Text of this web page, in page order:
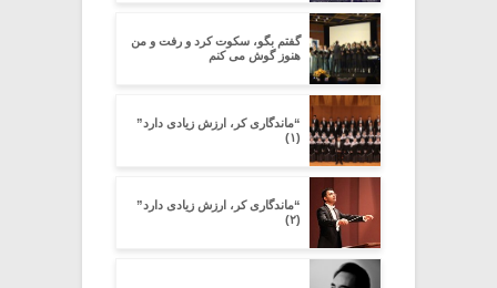
گفتم بگو، سکوت کرد و رفت و من
هنوز گوش می کنم
“ماندگاری کر، ارزش زیادی دارد”
(۱)
“ماندگاری کر، ارزش زیادی دارد”
(۲)